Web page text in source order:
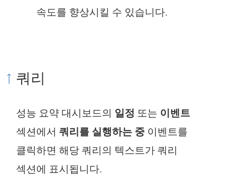
속도를 향상시킬 수 있습니다.
쿼리
성능 요약 대시보드의 일정 또는 이벤트
섹션에서 쿼리를 실행하는 중 이벤트를
클릭하면 해당 쿼리의 텍스트가 쿼리
섹션에 표시됩니다.